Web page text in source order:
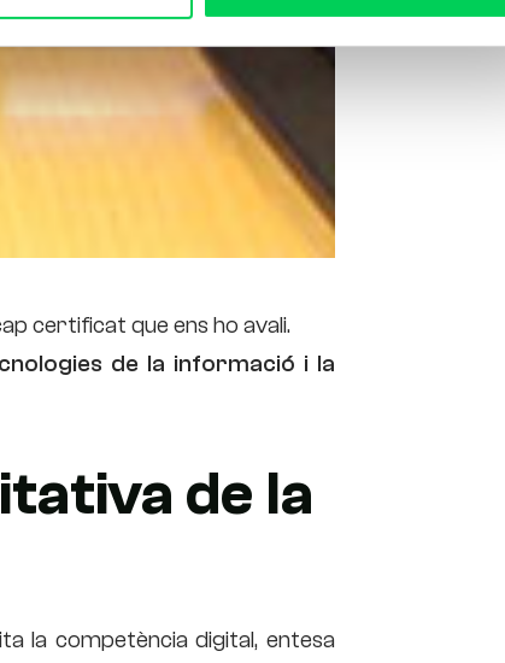
certificat que ens ho avali.
de la informació i la
de la
la competència digital, entesa